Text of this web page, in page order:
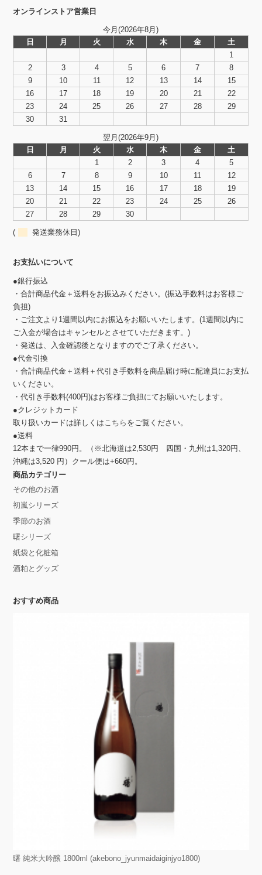
オンラインストア営業日
今月(2026年8月)
日
月 火 水 木 金
土
1
2
3 4 5 6 7
8
9
10 11 12 13 14
15
16
17 18 19 20 21
22
23
24 25 26 27 28
29
30
31
翌月(2026年9月)
日
月 火 水 木 金
土
1
2 3 4
5
6
7 8 9 10 11
12
13
14 15 16 17 18
19
20
21 22 23 24 25
26
27
28 29 30
( 発送業務休日)
お支払いについて
●銀行振込
・合計商品代金＋送料をお振込みください。(振込手数料はお客様ご
負担)
・ご注文より1週間以内にお振込をお願いいたします。(1週間以内に
ご入金が場合はキャンセルとさせていただきます。)
・発送は、入金確認後となりますのでご了承ください。
●代金引換
・合計商品代金＋送料＋代引き手数料を商品届け時に配達員にお支払
いください。
・代引き手数料(400円)はお客様ご負担にてお願いいたします。
●クレジットカード
取り扱いカードは詳しくはこちら をご覧ください。
●送料
12本まで一律990円。（※北海道は2,530円 四国・九州は1,320円、
沖縄は3,520 円）クール便は+660円。
商品カテゴリー
その他のお酒
初嵐シリーズ
季節のお酒
曙シリーズ
紙袋と化粧箱
酒粕とグッズ
おすすめ商品
曙 純米大吟醸 1800ml (akebono_jyunmaidaiginjyo1800)